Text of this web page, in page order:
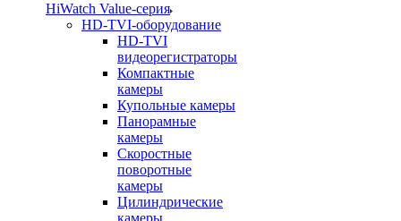
HiWatch Value-серия
HD-TVI-оборудование
HD-TVI
видеорегистраторы
Компактные
камеры
Купольные камеры
Панорамные
камеры
Скоростные
поворотные
камеры
Цилиндрические
камеры